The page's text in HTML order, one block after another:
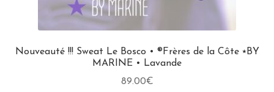
Nouveauté !!! Sweat Le Bosco • ®Frères de la Côte ⭑BY
MARINE • Lavande
89.00€